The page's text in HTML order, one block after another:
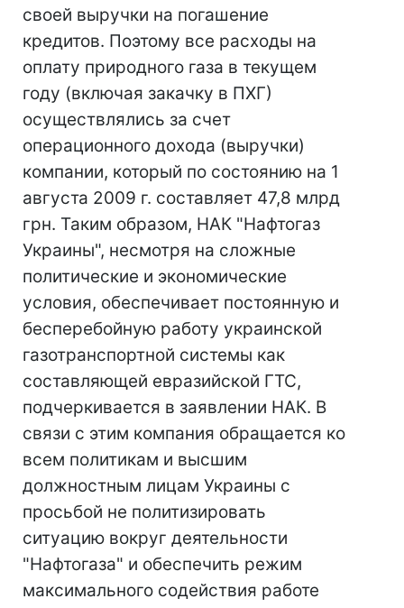
своей выручки на погашение
кредитов. Поэтому все расходы на
оплату природного газа в текущем
году (включая закачку в ПХГ)
осуществлялись за счет
операционного дохода (выручки)
компании, который по состоянию на 1
августа 2009 г. составляет 47,8 млрд
грн. Таким образом, НАК "Нафтогаз
Украины", несмотря на сложные
политические и экономические
условия, обеспечивает постоянную и
бесперебойную работу украинской
газотранспортной системы как
составляющей евразийской ГТС,
подчеркивается в заявлении НАК. В
связи с этим компания обращается ко
всем политикам и высшим
должностным лицам Украины с
просьбой не политизировать
ситуацию вокруг деятельности
"Нафтогаза" и обеспечить режим
максимального содействия работе